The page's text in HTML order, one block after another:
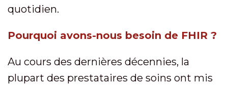
quotidien.
Pourquoi avons-nous besoin de FHIR ?
Au cours des dernières décennies, la
plupart des prestataires de soins ont mis